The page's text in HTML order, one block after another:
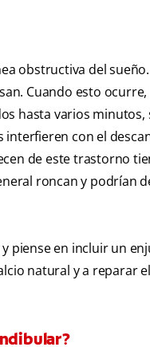
obstructiva del
Cuando esto
hasta varios minutos,
interfieren con el
de este trastorno
roncan y podrían
piense en incluir un
natural y a reparar